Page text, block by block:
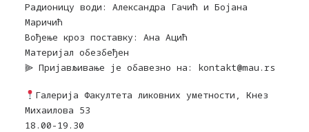
Радионицу води: Александра Гачић и Бојана
Маричић
Вођење кроз поставку: Ана Ацић
Материјал обезбеђен
⫸ Приjaвљивaњe je oбaвeзнo нa: kontakt@mau.rs
Галерија Факултета ликовних уметности, Кнез
Михаилова 53
18.00-19.30